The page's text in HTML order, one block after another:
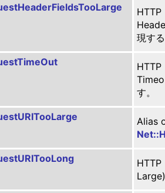
HTTP
現す
HTTP
す。
Alias
HTTP